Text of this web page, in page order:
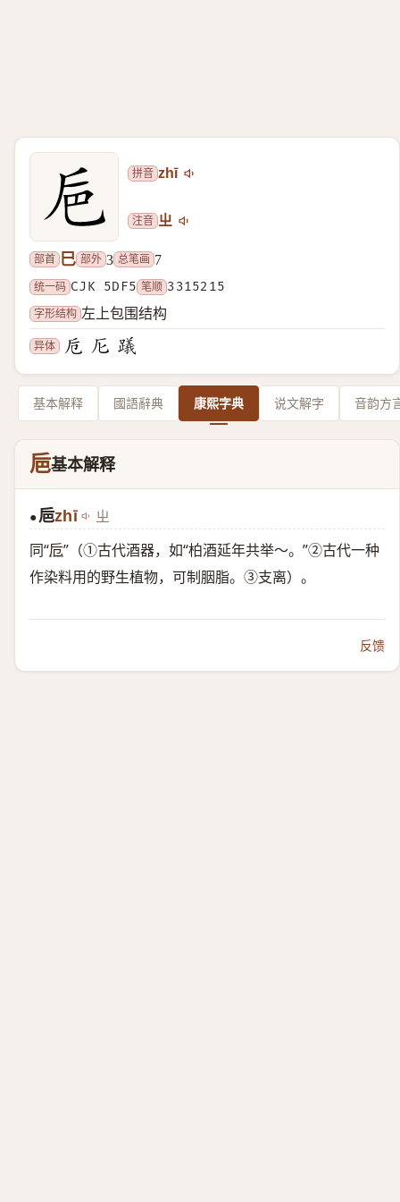
拼音 zhī
注音 ㄓ
部首 巳 部外 3 总笔画 7
统一码 CJK 5DF5 笔顺 3315215
字形结构 左上包围结构
异体
基本解释 國語辭典 康熙字典 说文解字 音韵方
巵基本解释
●巵zhī ㄓ
同“卮”（①古代酒器，如“柏酒延年共举～。”②古代一种
作染料用的野生植物，可制胭脂。③支离）。
反馈